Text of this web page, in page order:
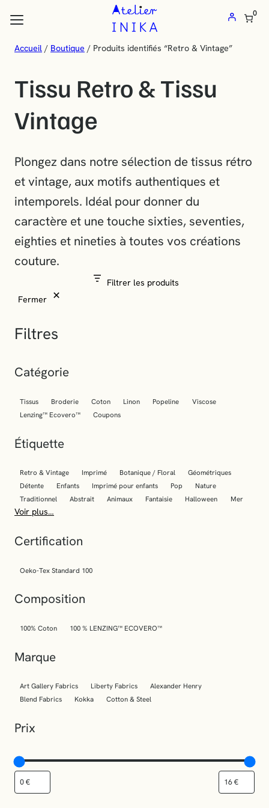
au
Atelier
Inika
:
de
et
mercerie
en
ligne
0
flèches haut et bas pour évaluer entrer pour aller à la page
Accueil / Boutique / Produits identifiés “Retro & Vintage”
Tissu Retro & Tissu
Vintage
Plongez dans notre sélection de tissus rétro
et vintage, aux motifs authentiques et
intemporels. Idéal pour donner du
caractère et une touche sixties, seventies,
eighties et nineties à toutes vos créations
couture.
Filtrer les produits
Fermer
Filtres
Catégorie
Tissus Broderie Coton Linon Popeline
Viscose
Lenzing™ Ecovero™
Coupons
Étiquette
Retro & Vintage Imprimé Botanique / Floral
Géométriques
Détente
Enfants Imprimé pour enfants Pop
Nature
Traditionnel
Abstrait Animaux Fantaisie Halloween Mer
Voir plus…
Certification
Oeko-Tex Standard 100
Composition
100% Coton 100 % LENZING™ ECOVERO™
Marque
Art Gallery Fabrics Liberty Fabrics
Alexander Henry
Blend Fabrics
Kokka Cotton & Steel
Prix